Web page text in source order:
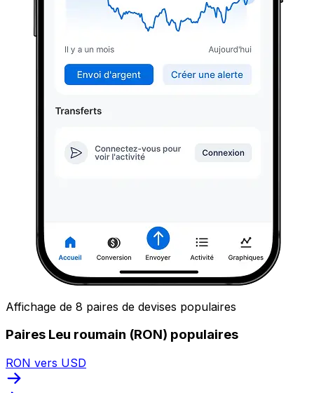
Affichage de 8 paires de devises populaires
Paires Leu roumain (RON) populaires
RON vers USD